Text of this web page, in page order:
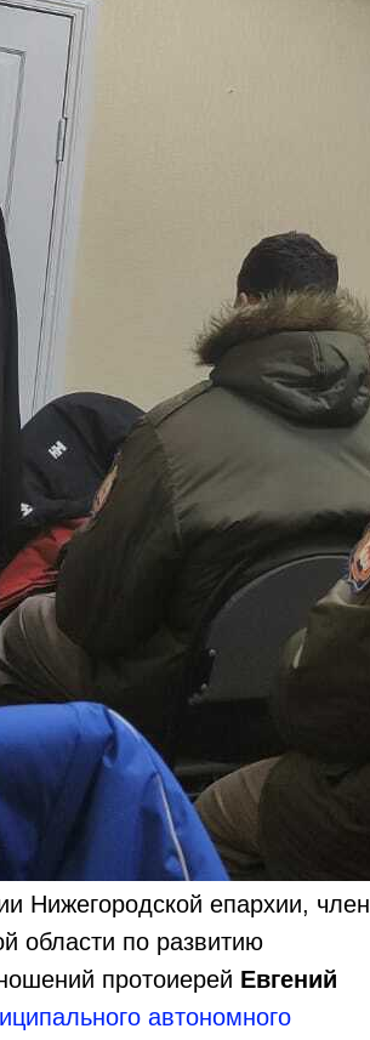
Нижегородской епархии, член
области по развитию
протоиерей Евгений
автономного